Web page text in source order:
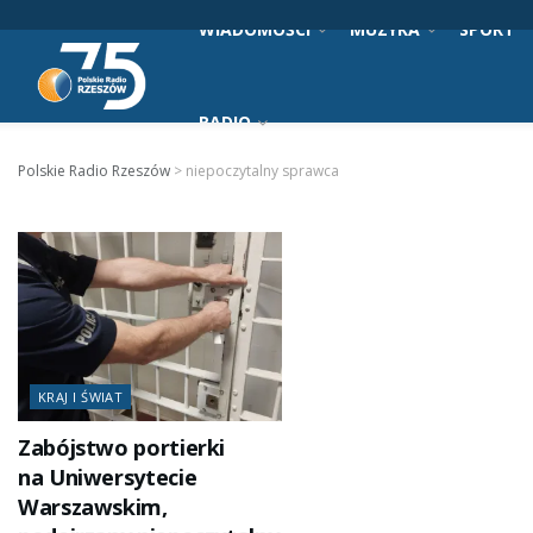
WIADOMOŚCI MUZYKA SPORT
RADIO
Polskie Radio Rzeszów > niepoczytalny sprawca
KRAJ I ŚWIAT
Zabójstwo portierki
na Uniwersytecie
Warszawskim,